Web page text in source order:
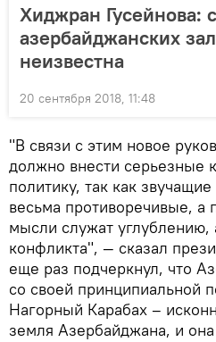
Хиджран Гусейнова:
азербайджанских
неизвестна
20 сентября 2018, 11:48
"B связи с этим новое
должно внести серьезные
политику, так как
весьма противоречивые, а
мысли служат углублению,
конфликта", — сказал
еще раз подчеркнул, что
со своей принципиальной
Нагорный Карабах –
земля Азербайджана, и